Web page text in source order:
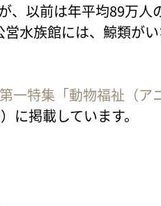
、以前は年平均89万人
水族館には、鯨類が
一特集「動物福祉（ア
に掲載しています。